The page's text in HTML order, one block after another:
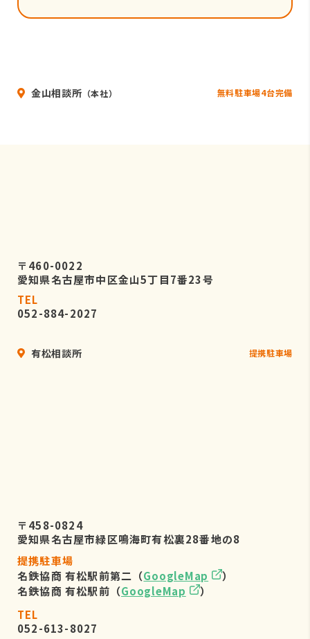
金山相談所 （本社） 無料駐車場4台完備
〒460-0022
愛知県名古屋市中区金山5丁目7番23号
TEL
052-884-2027
有松相談所 提携駐車場
〒458-0824
愛知県名古屋市緑区鳴海町有松裏28番地の8
提携駐車場
名鉄協商 有松駅前第二（GoogleMap
）
名鉄協商 有松駅前（GoogleMap
）
TEL
052-613-8027